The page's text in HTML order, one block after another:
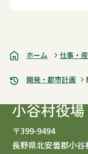
ホーム 仕事・
開発・都市計画
〒399-9494
長野県北安曇郡小